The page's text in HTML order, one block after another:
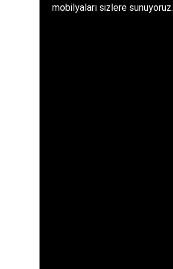
mobilyaları sizlere sunuyoruz.